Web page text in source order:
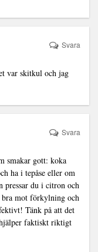
var skitkul och jag
Svara
smakar gott: koka
ha i tepåse eller om
pressar du i citron och
bra mot förkylning och
Tänk på att det
faktiskt riktigt
Svara